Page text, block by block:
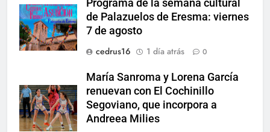
Programa de la semana cultural
de Palazuelos de Eresma: viernes
7 de agosto
cedrus16
1 día atrás 0
María Sanroma y Lorena García
renuevan con El Cochinillo
Segoviano, que incorpora a
Andreea Milies